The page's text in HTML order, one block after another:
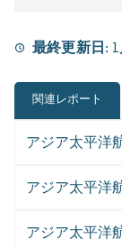
最終更新日:
関連レポート
アジア太平洋
アジア太平洋
アジア太平洋